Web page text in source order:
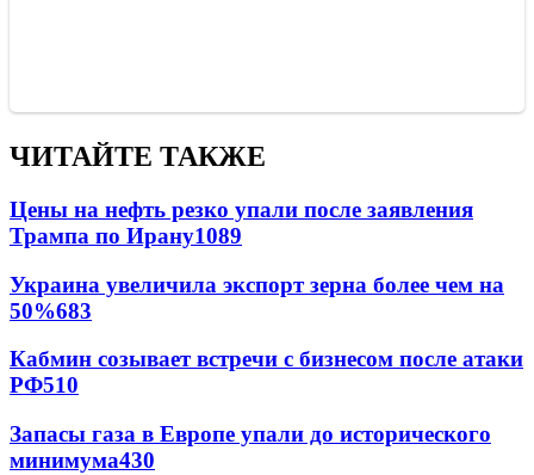
ЧИТАЙТЕ ТАКЖЕ
Цены на нефть резко упали после заявления
Трампа по Ирану1089
Украина увеличила экспорт зерна более чем на
50%683
Кабмин созывает встречи с бизнесом после атаки
РФ510
Запасы газа в Европе упали до исторического
минимума430